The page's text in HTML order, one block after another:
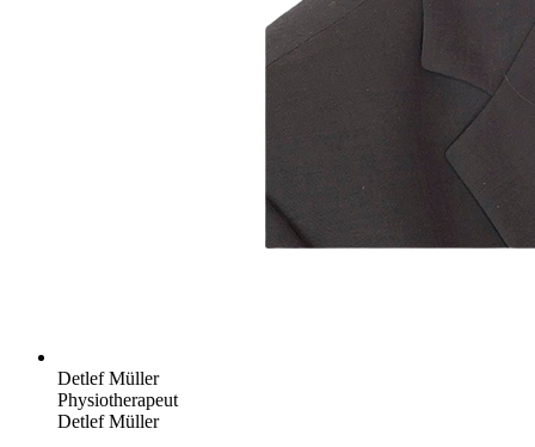
Detlef Müller
Physiotherapeut
Detlef Müller